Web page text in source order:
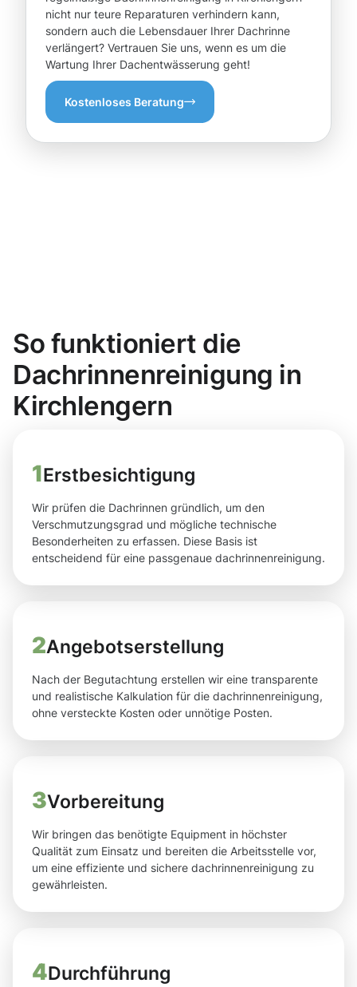
nicht nur teure Reparaturen verhindern kann,
sondern auch die Lebensdauer Ihrer Dachrinne
verlängert? Vertrauen Sie uns, wenn es um die
Wartung Ihrer Dachentwässerung geht!
Kostenloses Beratung
So funktioniert die
Dachrinnenreinigung in
Kirchlengern
1Erstbesichtigung
Wir prüfen die Dachrinnen gründlich, um den
Verschmutzungsgrad und mögliche technische
Besonderheiten zu erfassen. Diese Basis ist
entscheidend für eine passgenaue dachrinnenreinigung.
2Angebotserstellung
Nach der Begutachtung erstellen wir eine transparente
und realistische Kalkulation für die dachrinnenreinigung,
ohne versteckte Kosten oder unnötige Posten.
3Vorbereitung
Wir bringen das benötigte Equipment in höchster
Qualität zum Einsatz und bereiten die Arbeitsstelle vor,
um eine effiziente und sichere dachrinnenreinigung zu
gewährleisten.
4Durchführung